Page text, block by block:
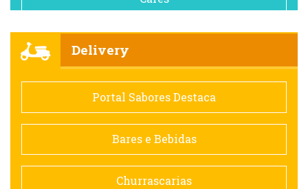
Comida saudável
Contemporânea
Doceria
Delivery
Portal Sabores Destaca
Bares e Bebidas
Churrascarias